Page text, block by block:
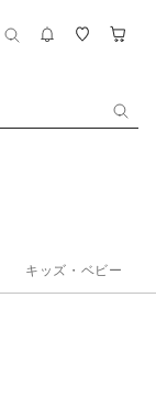
キッズ・ベビー